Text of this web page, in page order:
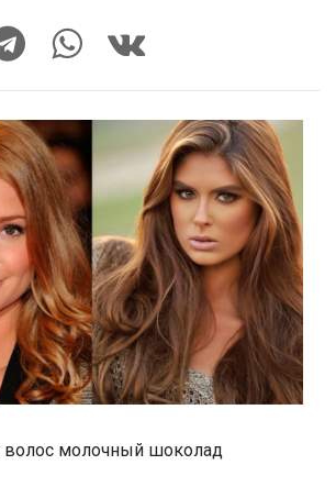
волос молочный шоколад